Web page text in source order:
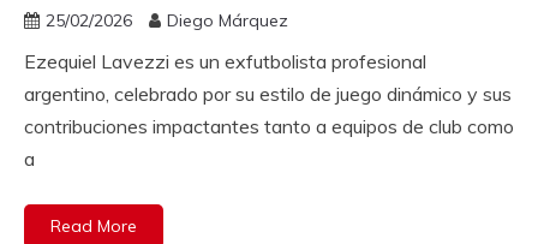
25/02/2026 Diego Márquez
Ezequiel Lavezzi es un exfutbolista profesional
argentino, celebrado por su estilo de juego dinámico y sus
contribuciones impactantes tanto a equipos de club como
a
Read More